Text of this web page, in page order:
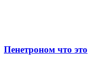
Пенетроном что это